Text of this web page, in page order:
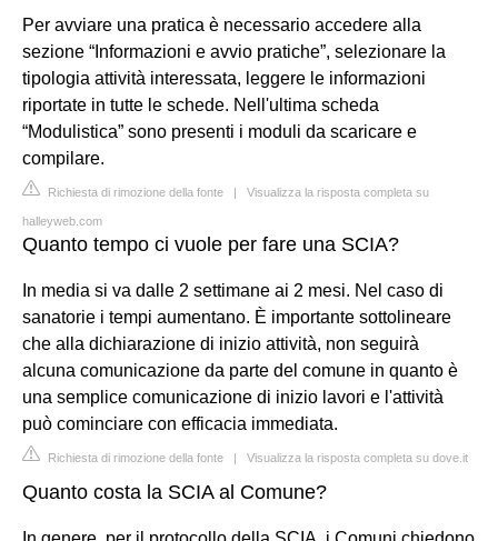
Per avviare una pratica è necessario accedere alla
sezione “Informazioni e avvio pratiche”, selezionare la
tipologia attività interessata, leggere le informazioni
riportate in tutte le schede. Nell'ultima scheda
“Modulistica” sono presenti i moduli da scaricare e
compilare.
Richiesta di rimozione della fonte | Visualizza la risposta completa su
halleyweb.com
Quanto tempo ci vuole per fare una SCIA?
In media si va dalle 2 settimane ai 2 mesi. Nel caso di
sanatorie i tempi aumentano. È importante sottolineare
che alla dichiarazione di inizio attività, non seguirà
alcuna comunicazione da parte del comune in quanto è
una semplice comunicazione di inizio lavori e l'attività
può cominciare con efficacia immediata.
Richiesta di rimozione della fonte | Visualizza la risposta completa su dove.it
Quanto costa la SCIA al Comune?